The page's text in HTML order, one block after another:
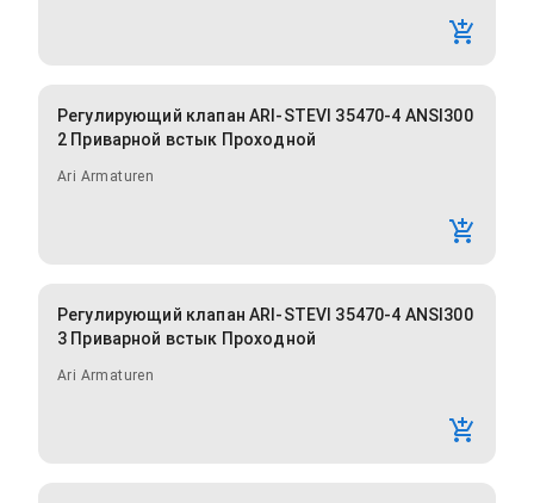
Регулирующий клапан ARI-STEVI 35470-4 ANSI300
2 Приварной встык Проходной
Ari Armaturen
Регулирующий клапан ARI-STEVI 35470-4 ANSI300
3 Приварной встык Проходной
Ari Armaturen